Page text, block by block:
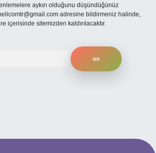
aykırı olduğunu düşündüğünüz
adresine bildirmeniz halinde,
içerisinde sitemizden kaldırılacaktır.